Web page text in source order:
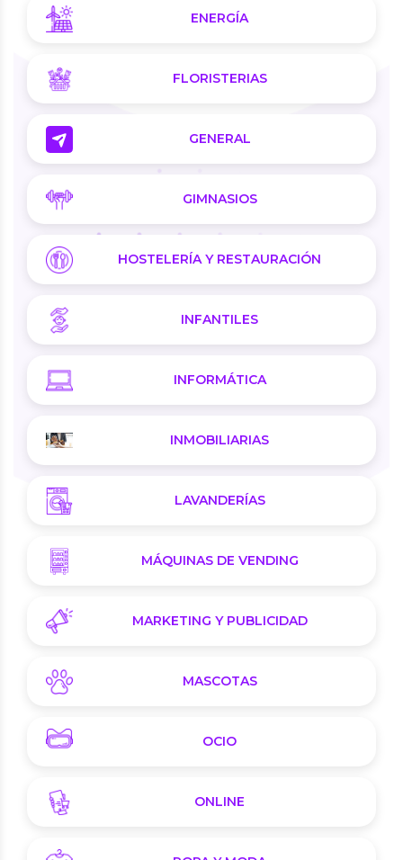
ENERGÍA
FLORISTERIAS
GENERAL
GIMNASIOS
HOSTELERÍA Y RESTAURACIÓN
INFANTILES
INFORMÁTICA
INMOBILIARIAS
LAVANDERÍAS
MÁQUINAS DE VENDING
MARKETING Y PUBLICIDAD
MASCOTAS
OCIO
ONLINE